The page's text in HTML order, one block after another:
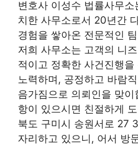
변호사 이성수 법률사무
치한 사무소로서 20년간
경험을 쌓아온 전문적인
저희 사무소는 고객의 니
적이고 정확한 사건진행
노력하며, 공정하고 바람
음가짐으로 의뢰인을 맞
항이 있으시면 친절하게
북도 구미시 송원서로 27
자리하고 있으니, 어서 방